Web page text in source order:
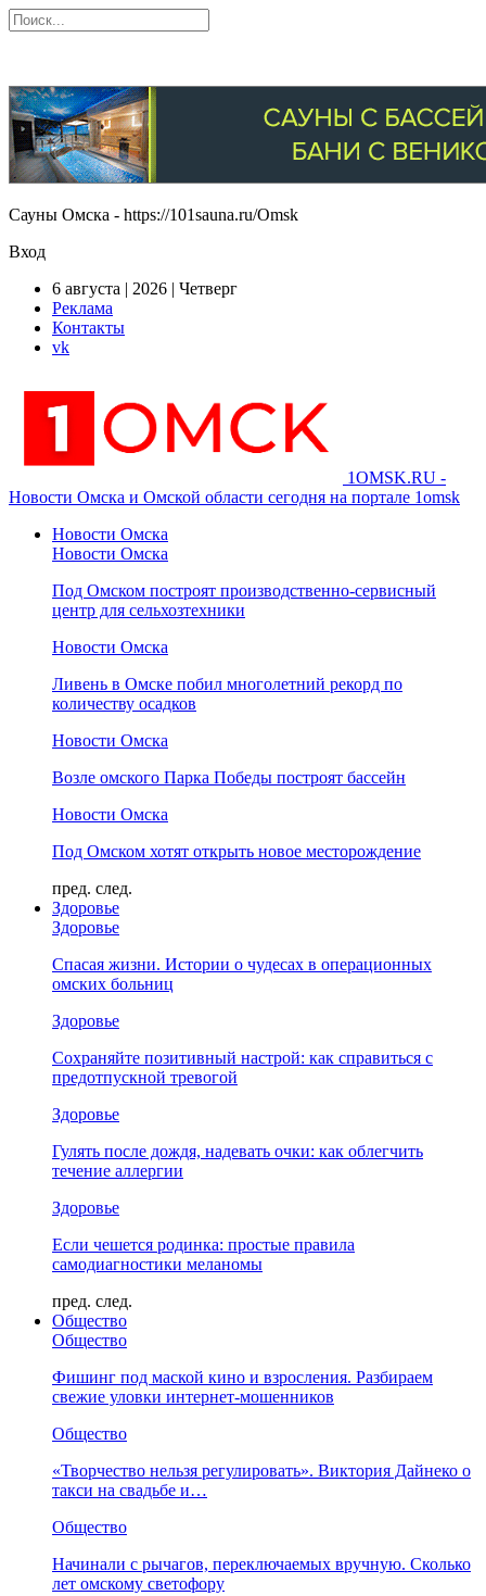
Сауны Омска - https://101sauna.ru/Omsk
Вход
6 августа | 2026 | Четверг
Реклама
Контакты
vk
1OMSK.RU -
Новости Омска и Омской области сегодня на портале 1omsk
Новости Омска
Новости Омска
Под Омском построят производственно-сервисный
центр для сельхозтехники
Новости Омска
Ливень в Омске побил многолетний рекорд по
количеству осадков
Новости Омска
Возле омского Парка Победы построят бассейн
Новости Омска
Под Омском хотят открыть новое месторождение
пред. след.
Здоровье
Здоровье
Спасая жизни. Истории о чудесах в операционных
омских больниц
Здоровье
Сохраняйте позитивный настрой: как справиться с
предотпускной тревогой
Здоровье
Гулять после дождя, надевать очки: как облегчить
течение аллергии
Здоровье
Если чешется родинка: простые правила
самодиагностики меланомы
пред. след.
Общество
Общество
Фишинг под маской кино и взросления. Разбираем
свежие уловки интернет-мошенников
Общество
«Творчество нельзя регулировать». Виктория Дайнеко о
такси на свадьбе и…
Общество
Начинали с рычагов, переключаемых вручную. Сколько
лет омскому светофору